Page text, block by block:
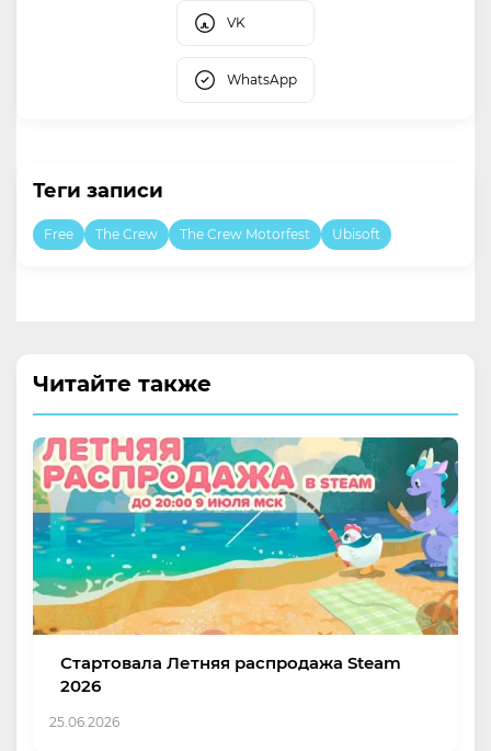
VK
WhatsApp
Теги записи
Free The Crew The Crew Motorfest Ubisoft
Читайте также
Стартовала Летняя распродажа Steam
2026
25.06.2026